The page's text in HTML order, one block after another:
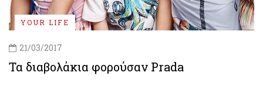
YOUR LIFE
21/03/2017
Τα διαβολάκια φορούσαν Prada